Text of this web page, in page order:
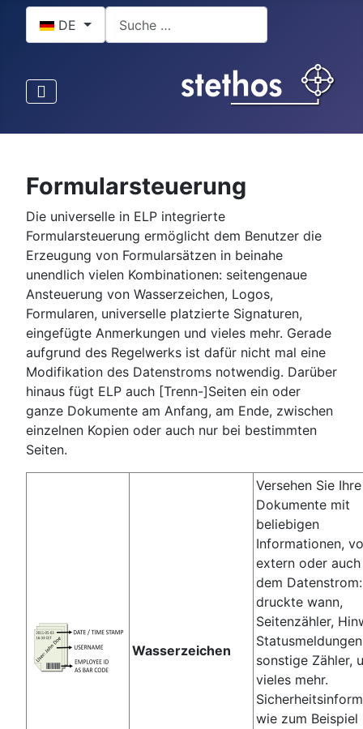
DE
Formularsteuerung
Die universelle in ELP integrierte
Formularsteuerung ermöglicht dem Benutzer die
Erzeugung von Formularsätzen in beinahe
unendlich vielen Kombinationen: seitengenaue
Ansteuerung von Wasserzeichen, Logos,
Formularen, universelle platzierte Signaturen,
eingefügte Anmerkungen und vieles mehr. Gerade
aufgrund des Regelwerks ist dafür nicht mal eine
Modifikation des Datenstroms notwendig. Darüber
hinaus fügt ELP auch [Trenn-]Seiten ein oder
ganze Dokumente am Anfang, am Ende, zwischen
einzelnen Kopien oder auch nur bei bestimmten
Seiten.
Wasserzeichen
Versehen Sie Ihre
Dokumente mit
beliebigen
Informationen,
extern oder auch
dem
druckte wann,
Seitenzähler,
sonstige Zähler,
vieles mehr.
wie zum Beispiel